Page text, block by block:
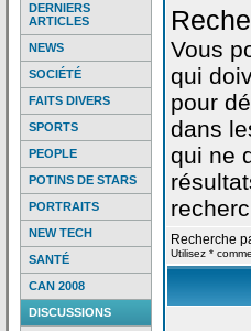
DERNIERS
ARTICLES
NEWS
SOCIÉTÉ
FAITS DIVERS
SPORTS
PEOPLE
POTINS DE STARS
PORTRAITS
NEW TECH
SANTÉ
CAN 2008
DISCUSSIONS
Vous
qui
pour
dans
qui ne
Recherche
Utilisez *